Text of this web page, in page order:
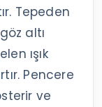
Tepeden
altı
ışık
Pencere
ve